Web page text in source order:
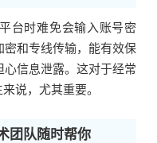
台时难免会输入账号密
密和专线传输，能有效保
信息泄露。这对于经常
说，尤其重要。
团队随时帮你